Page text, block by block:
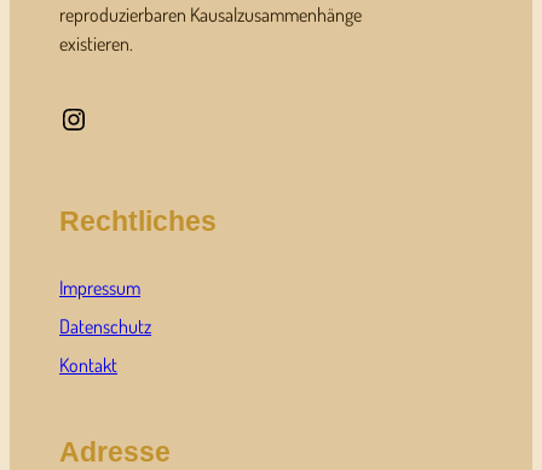
reproduzierbaren Kausalzusammenhänge
existieren.
Instagram
Rechtliches
Impressum
Datenschutz
Kontakt
Adresse